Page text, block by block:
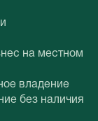
на местном
владение
без наличия